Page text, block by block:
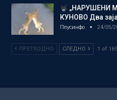
„НАРУШЕНИ
КУНОВО Два
Плусинфо 24/05/
ПРЕТХОДНО СЛЕДНО 1 of 169